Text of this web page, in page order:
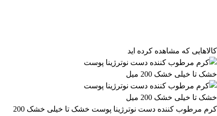
تومان
3,114,299 تومان
3,114,300 تومان
اعمال فیلتر قیمت
وضعیت کالا
نمایش کالاهای موجود
مرتب‌سازی محصولات
مرتب‌سازی:
پیش‌فرض محبوب‌ترین بالاترین امتیاز
گران‌ترین موجودها اول
کالاهایی که مشاهده کرده اید
کرم مرطوب کننده دست نوترژینا پوست خشک تا خیلی خشک 200